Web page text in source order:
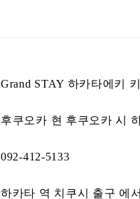
Grand STAY 하카타에키
후쿠오카 현 후쿠오카 시
092-412-5133
하카타 역 치쿠시 출구 에